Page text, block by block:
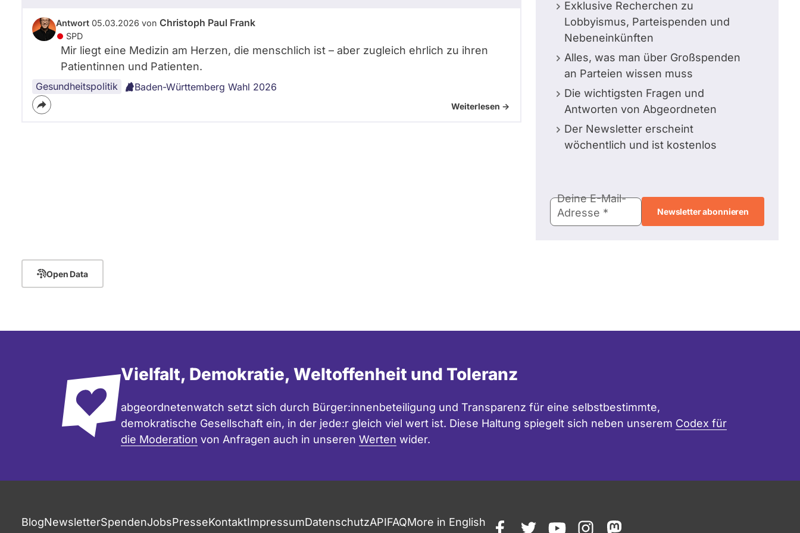
Antwort 05.03.2026 von Christoph Paul Frank
SPD
Mir liegt eine Medizin am Herzen, die menschlich ist – aber zugleich ehrlich zu ihren
Patientinnen und Patienten.
Gesundheitspolitik Baden-Württemberg Wahl 2026
Weiterlesen ->
Exklusive Recherchen zu
Lobbyismus, Parteispenden und
Nebeneinkünften
Alles, was man über Großspenden
an Parteien wissen muss
Die wichtigsten Fragen und
Antworten von Abgeordneten
Der Newsletter erscheint
wöchentlich und ist kostenlos
Mail-
Adresse
Deine E-Mail-
Adresse
Open Data
Vielfalt, Demokratie, Weltoffenheit und Toleranz
abgeordnetenwatch setzt sich durch Bürger:innenbeteiligung und Transparenz für eine selbstbestimmte,
demokratische Gesellschaft ein, in der jede:r gleich viel wert ist. Diese Haltung spiegelt sich neben unserem Codex für
die Moderation von Anfragen auch in unseren Werten wider.
BlogNewsletterSpendenJobsPresseKontaktImpressumDatenschutzAPIFAQMore in English